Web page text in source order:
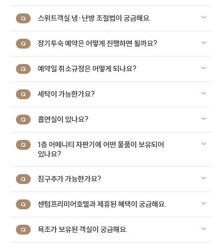
Q 스위트객실 냉∙난방 조절법이 궁금해요.
Q 장기투숙 예약은 어떻게 진행하면 될까요?
Q 예약일 취소규정은 어떻게 되나요?
Q 세탁이 가능한가요?
Q 흡연실이 있나요?
Q
1층 어메니티 자판기에 어떤 물품이 보유되어
있나요?
Q 침구추가 가능한가요?
Q 센텀프리미어호텔과 제휴된 혜택이 궁금해요.
Q 욕조가 보유된 객실이 궁금해요.
경우 해당 서비스 이용이 제한될 수 있습니다.
2. 개인정보 수집 및 이용 목적
회사가 이용자의 개인정보를 수집 및 이용하는
목적은 다음과 같습니다.
온라인 문의에 따른 의사 확인 및 본인
식별, 서비스 부정이용 방지, 각종
고지 및 안내, 분쟁 조정을 위한 기록
회사는 기본적인 서비스 제공을 위한 필수 정보만을
수집하고 있으며, 선택 정보의 경우 입력하지
않더라도 서비스 이용이 제한되지 않습니다. 회사는
구분 수집 및 이용 항목